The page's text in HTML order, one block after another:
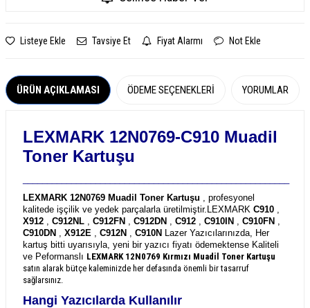
Listeye Ekle Tavsiye Et Fiyat Alarmı Not Ekle
ÜRÜN AÇIKLAMASI ÖDEME SEÇENEKLERI YORUMLAR
LEXMARK 12N0769-C910 Muadil
Toner Kartuşu
LEXMARK 12N0769 Muadil Toner Kartuşu , profesyonel
kalitede işçilik ve yedek parçalarla üretilmiştir. LEXMARK C910 ,
X912 , C912NL , C912FN , C912DN , C912 , C910IN , C910FN ,
C910DN , X912E , C912N , C910N Lazer Yazıcılarınızda, Her
kartuş bitti uyarısıyla, yeni bir yazıcı fiyatı ödemektense Kaliteli
ve Peformanslı LEXMARK 12N0769 Kırmızı Muadil Toner Kartuşu
satın alarak bütçe kaleminizde her defasında önemli bir tasarruf
sağlarsınız.
Hangi Yazıcılarda Kullanılır